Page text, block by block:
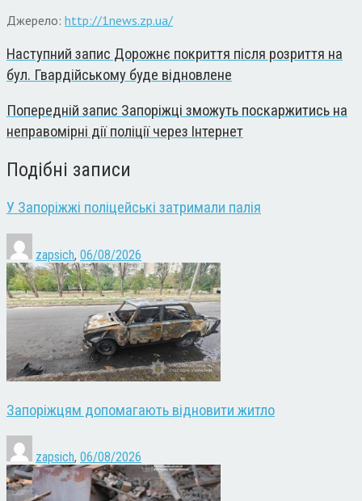
Джерело: http://1news.zp.ua/
Наступний запис Дорожнє покриття після розриття на
бул. Гвардійському буде відновлене
Попередній запис Запоріжці зможуть поскаржитись на
неправомірні дії поліції через Інтернет
Подібні записи
У Запоріжжі поліцейські затримали палія
zapsich, 06/08/2026
Запоріжцям допомагають відновити житло
zapsich, 06/08/2026